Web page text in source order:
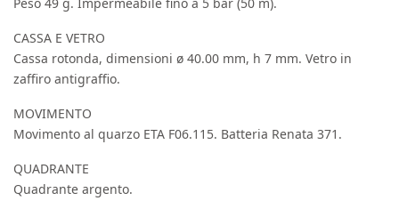
CASSA E VETRO
Cassa rotonda, dimensioni ø 40.00 mm, h 7 mm. Vetro in
zaffiro antigraffio.
MOVIMENTO
Movimento al quarzo ETA F06.115. Batteria Renata 371.
QUADRANTE
Quadrante argento.